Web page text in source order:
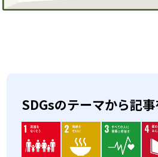
SDGsのテーマから記